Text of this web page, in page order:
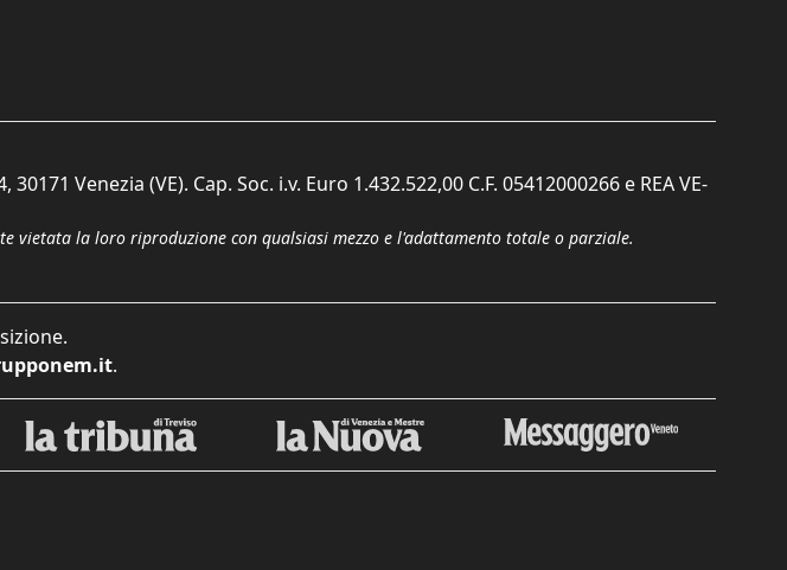
Venezia (VE). Cap. Soc. i.v. Euro 1.432.522,00 C.F. 05412000266 e REA VE-
vietata la loro riproduzione con qualsiasi mezzo e l'adattamento totale o parziale.
.